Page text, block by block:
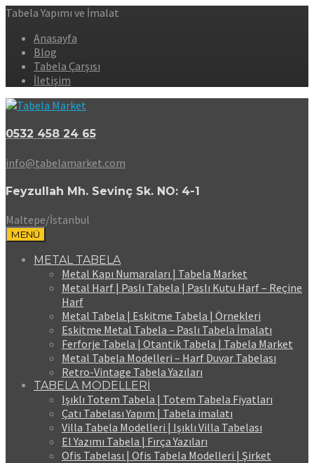
Tabela Yapımı ve İmalat
Anasayfa
Blog
Tabela Çarşısı
İletişim
0532 458 24 65
info@tabelamarket.com
Feyzullah Mh. Sevinç Sk. NO: 4-1
Maltepe/İstanbul
MENÜ
METAL TABELA
Metal Kapı Numaraları | Tabela Market
Metal Harf | Paslı Tabela | Paslı Kutu Harf – Reçine
Harf
Metal Tabela | Eskitme Tabela | Örnekleri
Eskitme Metal Tabela – Paslı Tabela İmalatı
Ferforje Tabela | Otantik Tabela | Tabela Market
Metal Tabela Modelleri – Harf Duvar Tabelası
Retro-Vintage Tabela Yazıları
TABELA MODELLERİ
Işıklı Totem Tabela | Totem Tabela Fiyatları
Çatı Tabelası Yapım | Tabela imalatı
Villa Tabela Modelleri | Işıklı Villa Tabelası
El Yazımı Tabela | Fırça Yazıları
Ofis Tabelası | Ofis Tabela Modelleri | Şirket